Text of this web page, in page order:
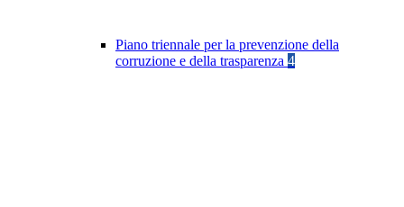
Piano triennale per la prevenzione della
corruzione e della trasparenza 4